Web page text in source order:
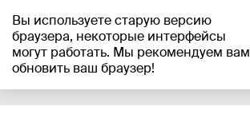
Вы используете старую версию
браузера, некоторые интерфейсы
могут работать. Мы рекомендуем вам
обновить ваш браузер!
+19°C